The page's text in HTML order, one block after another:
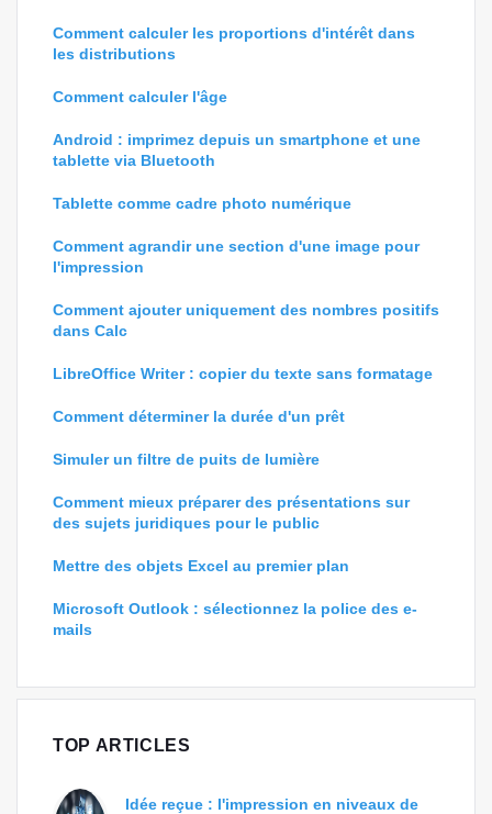
Comment calculer les proportions d'intérêt dans
les distributions
Comment calculer l'âge
Android : imprimez depuis un smartphone et une
tablette via Bluetooth
Tablette comme cadre photo numérique
Comment agrandir une section d'une image pour
l'impression
Comment ajouter uniquement des nombres positifs
dans Calc
LibreOffice Writer : copier du texte sans formatage
Comment déterminer la durée d'un prêt
Simuler un filtre de puits de lumière
Comment mieux préparer des présentations sur
des sujets juridiques pour le public
Mettre des objets Excel au premier plan
Microsoft Outlook : sélectionnez la police des e-
mails
TOP ARTICLES
Idée reçue : l'impression en niveaux de